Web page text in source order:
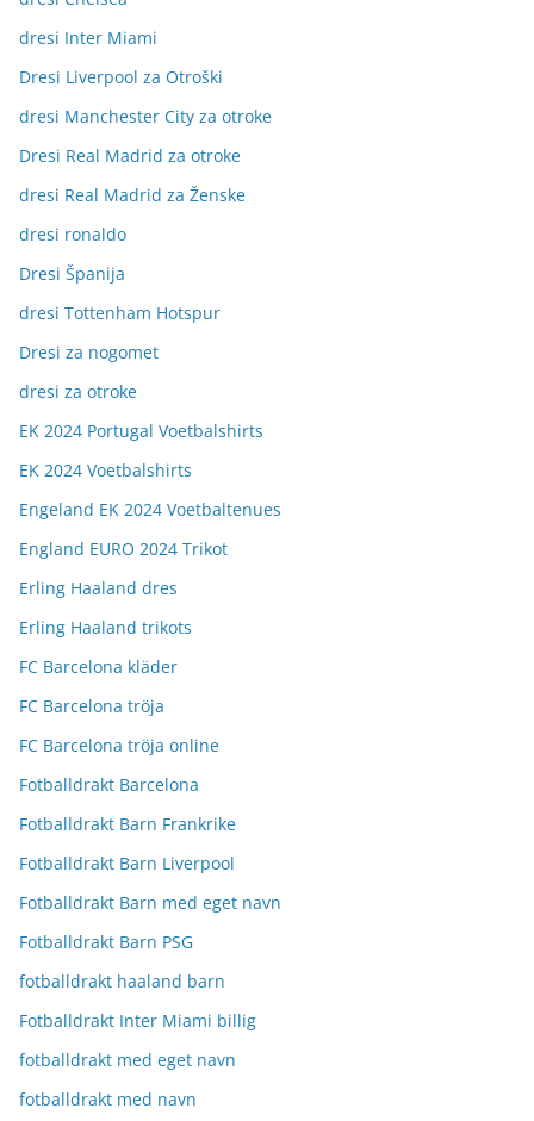
dresi Inter Miami
Dresi Liverpool za Otroški
dresi Manchester City za otroke
Dresi Real Madrid za otroke
dresi Real Madrid za Ženske
dresi ronaldo
Dresi Španija
dresi Tottenham Hotspur
Dresi za nogomet
dresi za otroke
EK 2024 Portugal Voetbalshirts
EK 2024 Voetbalshirts
Engeland EK 2024 Voetbaltenues
England EURO 2024 Trikot
Erling Haaland dres
Erling Haaland trikots
FC Barcelona kläder
FC Barcelona tröja
FC Barcelona tröja online
Fotballdrakt Barcelona
Fotballdrakt Barn Frankrike
Fotballdrakt Barn Liverpool
Fotballdrakt Barn med eget navn
Fotballdrakt Barn PSG
fotballdrakt haaland barn
Fotballdrakt Inter Miami billig
fotballdrakt med eget navn
fotballdrakt med navn